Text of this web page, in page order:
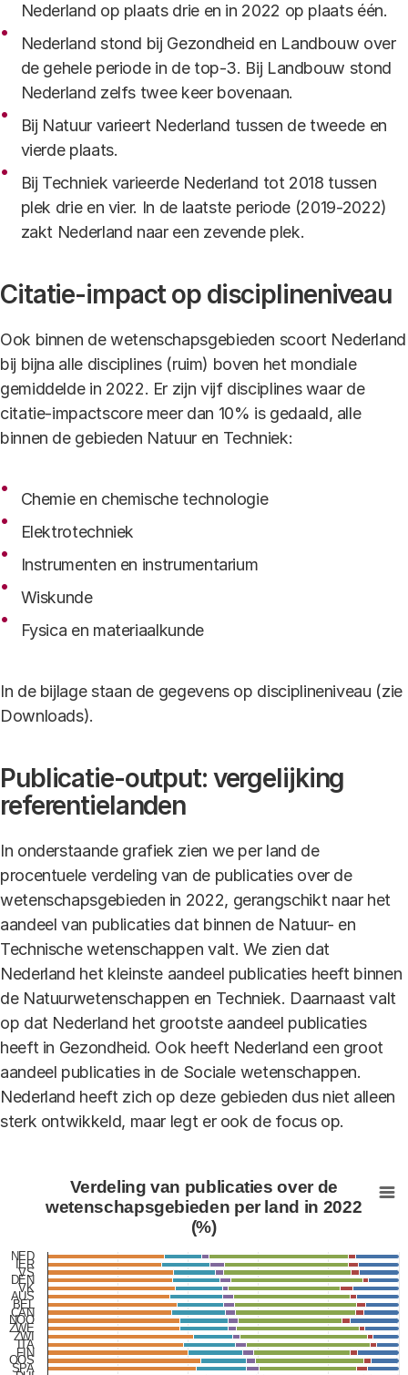
Nederland op plaats drie en in 2022 op plaats één.
Nederland stond bij Gezondheid en Landbouw over
de gehele periode in de top-3. Bij Landbouw stond
Nederland zelfs twee keer bovenaan.
Bij Natuur varieert Nederland tussen de tweede en
vierde plaats.
Bij Techniek varieerde Nederland tot 2018 tussen
plek drie en vier. In de laatste periode (2019-2022)
zakt Nederland naar een zevende plek.
Citatie-impact op disciplineniveau
Ook binnen de wetenschapsgebieden scoort Nederland
bij bijna alle disciplines (ruim) boven het mondiale
gemiddelde in 2022. Er zijn vijf disciplines waar de
citatie-impactscore meer dan 10% is gedaald, alle
binnen de gebieden Natuur en Techniek:
Chemie en chemische technologie
Elektrotechniek
Instrumenten en instrumentarium
Wiskunde
Fysica en materiaalkunde
In de bijlage staan de gegevens op disciplineniveau (zie
Downloads).
Publicatie-output: vergelijking
referentielanden
In onderstaande grafiek zien we per land de
procentuele verdeling van de publicaties over de
wetenschapsgebieden in 2022, gerangschikt naar het
aandeel van publicaties dat binnen de Natuur- en
Technische wetenschappen valt. We zien dat
Nederland het kleinste aandeel publicaties heeft binnen
de Natuurwetenschappen en Techniek. Daarnaast valt
op dat Nederland het grootste aandeel publicaties
heeft in Gezondheid. Ook heeft Nederland een groot
aandeel publicaties in de Sociale wetenschappen.
Nederland heeft zich op deze gebieden dus niet alleen
sterk ontwikkeld, maar legt er ook de focus op.
Verdeling van publicaties over de
Bar chart with 6 data series.
View as data table, Verdeling van publicaties over
The chart has 1 X axis displaying categories.
The chart has 1 Y axis displaying values. Data ranges
Verdeling van publicaties over de
wetenschapsgebieden per land in 2022
(%)
SPA
OOS
FIN
ITA
ZWI
ZWE
NOO
CAN
BEL
AUS
VK
DEN
VS
IER
NED